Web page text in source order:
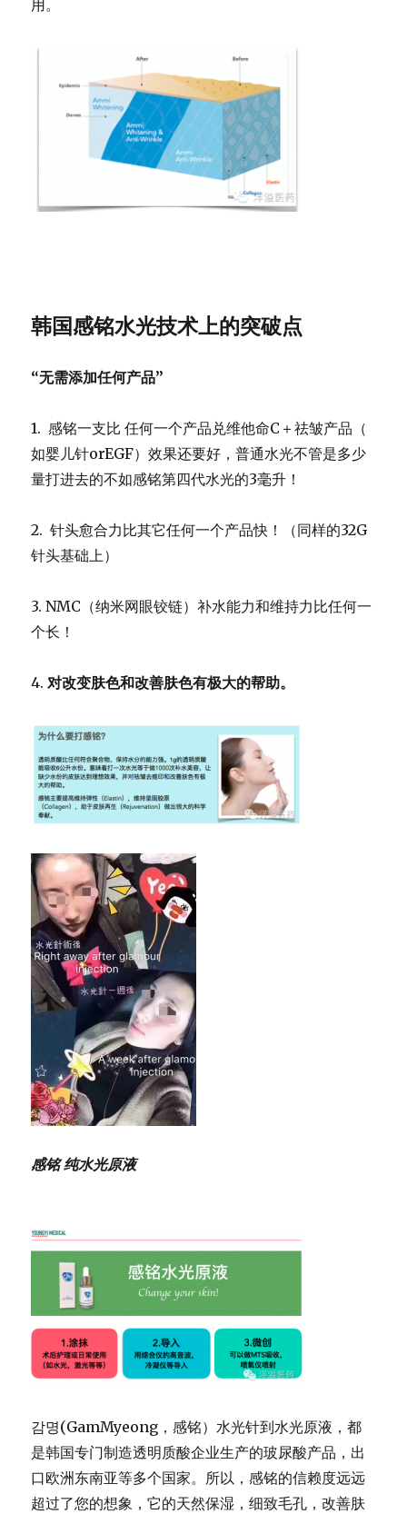
用。
韩国感铭水光技术上的突破点
“无需添加任何产品”
1. 感铭一支比 任何一个产品兑维他命C＋祛皱产品（
如婴儿针orEGF）效果还要好，普通水光不管是多少
量打进去的不如感铭第四代水光的3毫升！
2. 针头愈合力比其它任何一个产品快！（同样的32G
针头基础上）
3. NMC（纳米网眼铰链）补水能力和维持力比任何一
个长！
4.对改变肤色和改善肤色有极大的帮助。
感铭 纯水光原液
감명(GamMyeong，感铭）水光针到水光原液，都
是韩国专门制造透明质酸企业生产的玻尿酸产品， 出
口欧洲东南亚等多个国家。所以，感铭的信赖度远远
超过了您的想象，它的天然保湿，细致毛孔，改善肤